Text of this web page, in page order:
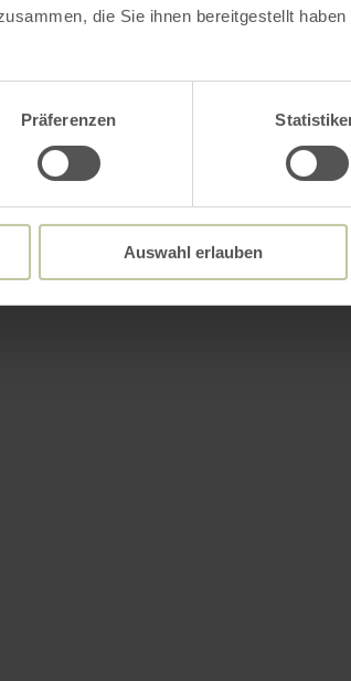
die Sie ihnen bereitgestellt
Präferenzen
Auswahl erlauben